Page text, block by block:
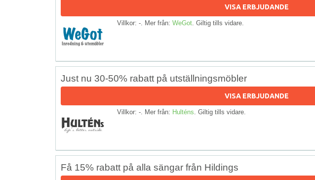
VISA ERBJUDANDE
Villkor: -. Mer från: WeGot . Giltig tills vidare.
Just nu 30-50% rabatt på utställningsmöbler
VISA ERBJUDANDE
Villkor: -. Mer från: Hulténs . Giltig tills vidare.
Få 15% rabatt på alla sängar från Hildings